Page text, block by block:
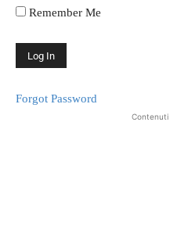
Remember Me
Forgot Password
Contenuti